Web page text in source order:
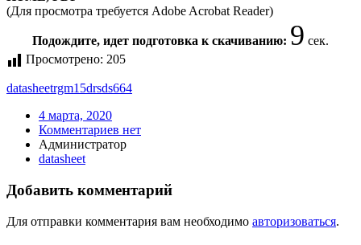
(Для просмотра требуется Adobe Acrobat Reader)
Подождите, идет подготовка к скачиванию: 9 сек.
Просмотрено: 205
datasheetrgm15drsds664
4 марта, 2020
Комментариев нет
Администратор
datasheet
Добавить комментарий
Для отправки комментария вам необходимо авторизоваться.